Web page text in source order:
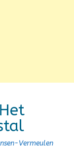
Vermeulen